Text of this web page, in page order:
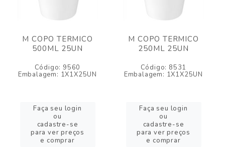
M COPO TERMICO
500ML 25UN
Código: 9560
Embalagem: 1X1X25UN
Faça seu login
ou
cadastre-se
para ver preços
e comprar
M COPO TERMICO
250ML 25UN
Código: 8531
Embalagem: 1X1X25UN
Faça seu login
ou
cadastre-se
para ver preços
e comprar